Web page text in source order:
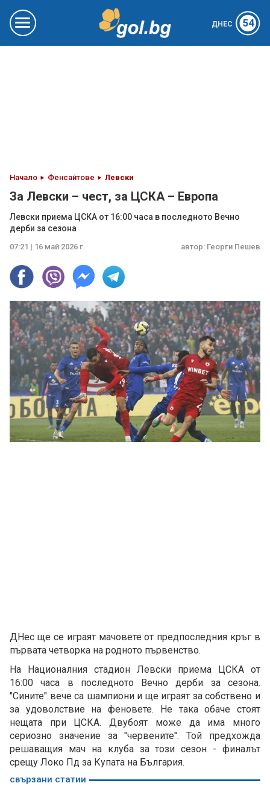
ДНЕС 54
Начало Фенсайтове Левски
За Левски – чест, за ЦСКА – Европа
Левски приема ЦСКА от 16:00 часа в последното Вечно
дерби за сезона
07:21 | 16 май 2026 г. автор: Георги Пешев
ДНес ще се играят мачовете от предпоследния кръг в
първата четворка на родното първенство.
На Националния стадион Левски приема ЦСКА от
16:00 часа в последното Вечно дерби за сезона.
"Сините" вече са шампиони и ще играят за собствено и
за удоволствие на феновете. Не така обаче стоят
нещата при ЦСКА. Двубоят може да има много
сериозно значение за "червените". Той предхожда
решаващия мач на клуба за този сезон - финалът
срещу Локо Пд за Купата на България.
свързани статии